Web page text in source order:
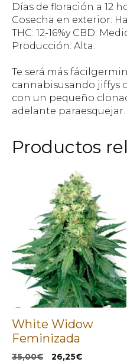
Días de floración a 12
Cosecha en exterior:
THC: 12-16%y CBD:
Producción: Alta.
Te será más
cannabisusando jiffys
con un pequeño
adelante paraesquejar.
Productos
White Widow
Feminizada
35,00€
El
26,25€El